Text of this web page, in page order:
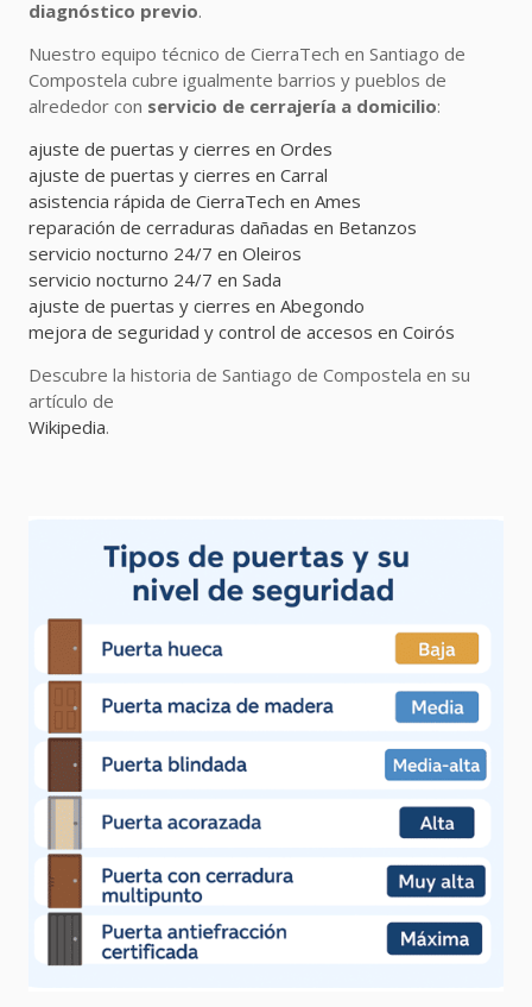
diagnóstico previo.
Nuestro equipo técnico de CierraTech en Santiago de
Compostela cubre igualmente barrios y pueblos de
alrededor con servicio de cerrajería a domicilio:
ajuste de puertas y cierres en Ordes
ajuste de puertas y cierres en Carral
asistencia rápida de CierraTech en Ames
reparación de cerraduras dañadas en Betanzos
servicio nocturno 24/7 en Oleiros
servicio nocturno 24/7 en Sada
ajuste de puertas y cierres en Abegondo
mejora de seguridad y control de accesos en Coirós
Descubre la historia de Santiago de Compostela en su
artículo de
Wikipedia.